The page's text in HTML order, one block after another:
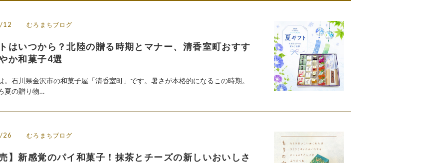
12 むろまちブログ
はいつから？北陸の贈る時期とマナー、清香室町おすす
か和菓子4選
。石川県金沢市の和菓子屋「清香室町」です。暑さが本格的になるこの時期。
夏の贈り物…
26 むろまちブログ
売】新感覚のパイ和菓子！抹茶とチーズの新しいおいしさ